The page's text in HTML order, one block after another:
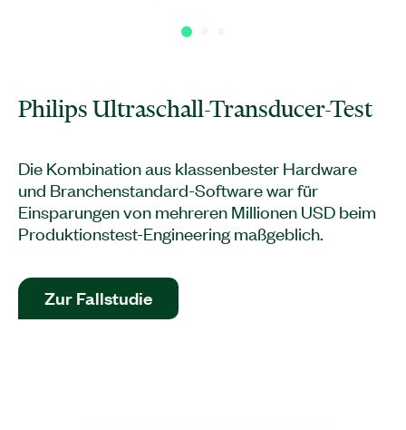
Philips Ultraschall-Transducer-Test
Die Kombination aus klassenbester Hardware
und Branchenstandard-Software war für
Einsparungen von mehreren Millionen USD beim
Produktionstest-Engineering maßgeblich.
Zur Fallstudie